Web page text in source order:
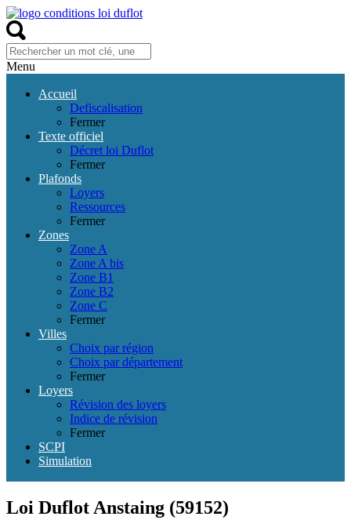
Menu
Accueil
Defiscalisation
Fermer
Texte officiel
Décret loi Duflot
Fermer
Plafonds
Loyers
Ressources
Fermer
Zones
Zone A
Zone A bis
Zone B1
Zone B2
Zone C
Fermer
Villes
Choix par région
Choix par département
Fermer
Loyers
Révision des loyers
Indice de révision
Fermer
SCPI
Simulation
Loi Duflot Anstaing (59152)